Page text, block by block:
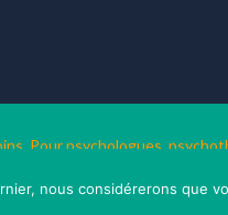
Pour psychologues,
nous considérerons que